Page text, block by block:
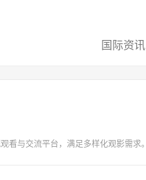
国际资讯
与交流平台，满足多样化观影需求。